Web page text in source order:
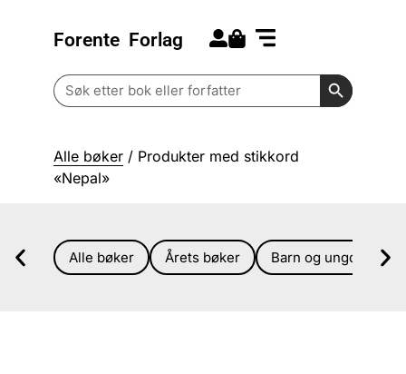
Forente Forlag
Search
for:
Search
Alle bøker / Produkter med stikkord
«Nepal»
Alle bøker Årets bøker Barn og ungdom